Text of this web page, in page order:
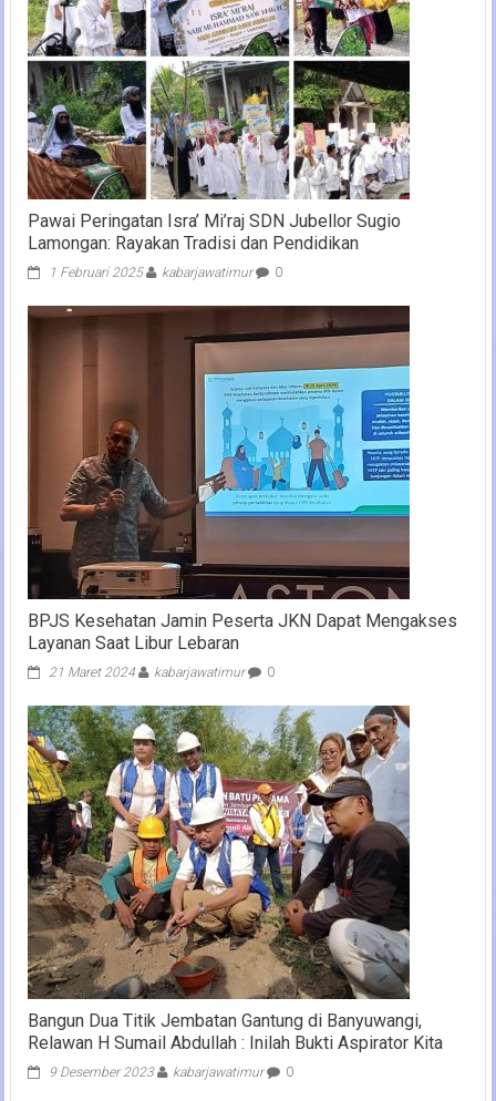
Pawai Peringatan Isra’ Mi’raj SDN Jubellor Sugio
Lamongan: Rayakan Tradisi dan Pendidikan
1 Februari 2025 kabarjawatimur 0
BPJS Kesehatan Jamin Peserta JKN Dapat Mengakses
Layanan Saat Libur Lebaran
21 Maret 2024 kabarjawatimur 0
Bangun Dua Titik Jembatan Gantung di Banyuwangi,
Relawan H Sumail Abdullah : Inilah Bukti Aspirator Kita
9 Desember 2023 kabarjawatimur 0